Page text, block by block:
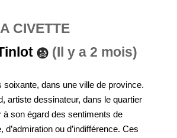
CIVETTE
(Il y a 2 mois)
soixante, dans une ville de province.
artiste dessinateur, dans le quartier
à son égard des sentiments de
ou d’indifférence. Ces